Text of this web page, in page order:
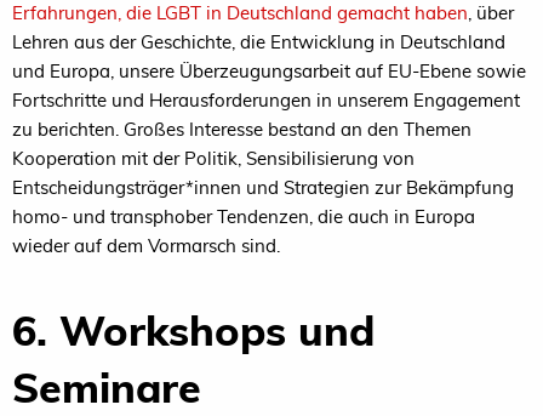
Erfahrungen, die LGBT in Deutschland gemacht haben, über
Lehren aus der Geschichte, die Entwicklung in Deutschland
und Europa, unsere Überzeugungsarbeit auf EU-Ebene sowie
Fortschritte und Herausforderungen in unserem Engagement
zu berichten. Großes Interesse bestand an den Themen
Kooperation mit der Politik, Sensibilisierung von
Entscheidungsträger*innen und Strategien zur Bekämpfung
homo- und transphober Tendenzen, die auch in Europa
wieder auf dem Vormarsch sind.
6. Workshops und
Seminare